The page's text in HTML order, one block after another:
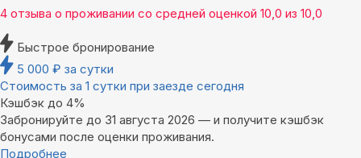
4 отзыва о проживании со средней оценкой 10,0 из 10,0
Быстрое бронирование
5 000 ₽ за сутки
Стоимость за 1 сутки при заезде сегодня
Кэшбэк до 4%
Забронируйте до 31 августа 2026 — и получите кэшбэк
бонусами после оценки проживания.
Подробнее